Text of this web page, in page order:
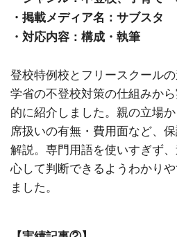
・掲載メディア名：サブスタ
・対応内容：構成・執筆
登校特例校とフリースクール
学省の不登校対策の仕組みか
的に紹介しました。親の立場
席扱いの有無・費用面など、
解説。専門用語を使いすぎず
心して判断できるようわかり
ました。